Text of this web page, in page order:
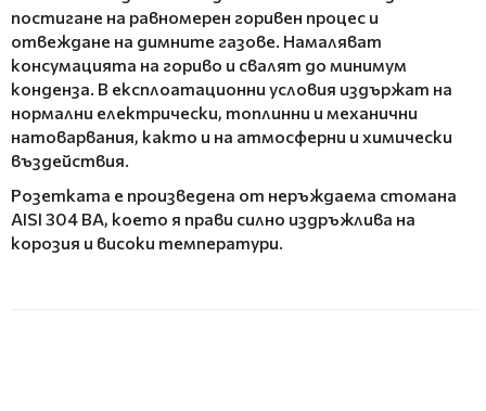
постигане на равномерен горивен процес и
отвеждане на димните газове. Намаляват
консумацията на гориво и свалят до минимум
конденза. В експлоатационни условия издържат на
нормални електрически, топлинни и механични
натоварвания, както и на атмосферни и химически
въздействия.
Розетката е произведена от неръждаема стомана
AISI 304 BA, което я прави силно издръжлива на
корозия и високи температури.